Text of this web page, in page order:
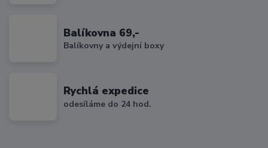
Balíkovna 69,-
Balíkovny a výdejní boxy
Rychlá expedice
odesíláme do 24 hod.